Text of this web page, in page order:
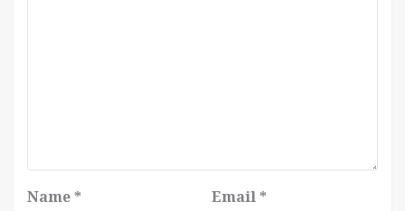
Name * Email *